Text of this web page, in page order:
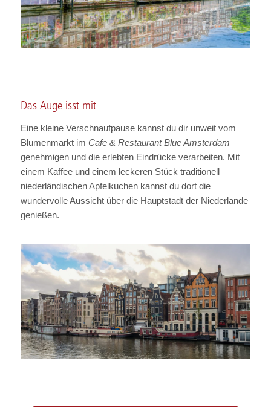
Das Auge isst mit
Eine kleine Verschnaufpause kannst du dir unweit vom
Blumenmarkt im Cafe & Restaurant Blue Amsterdam
genehmigen und die erlebten Eindrücke verarbeiten. Mit
einem Kaffee und einem leckeren Stück traditionell
niederländischen Apfelkuchen kannst du dort die
wundervolle Aussicht über die Hauptstadt der Niederlande
genießen.